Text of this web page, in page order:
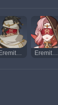
Eremita Hechizarrocas Eremita Susurrarenas